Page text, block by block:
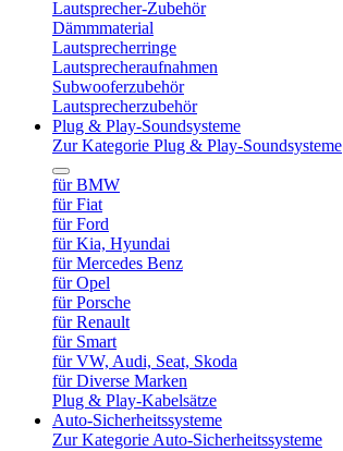
Lautsprecher-Zubehör
Dämmmaterial
Lautsprecherringe
Lautsprecheraufnahmen
Subwooferzubehör
Lautsprecherzubehör
Plug & Play-Soundsysteme
Zur Kategorie Plug & Play-Soundsysteme
für BMW
für Fiat
für Ford
für Kia, Hyundai
für Mercedes Benz
für Opel
für Porsche
für Renault
für Smart
für VW, Audi, Seat, Skoda
für Diverse Marken
Plug & Play-Kabelsätze
Auto-Sicherheitssysteme
Zur Kategorie Auto-Sicherheitssysteme